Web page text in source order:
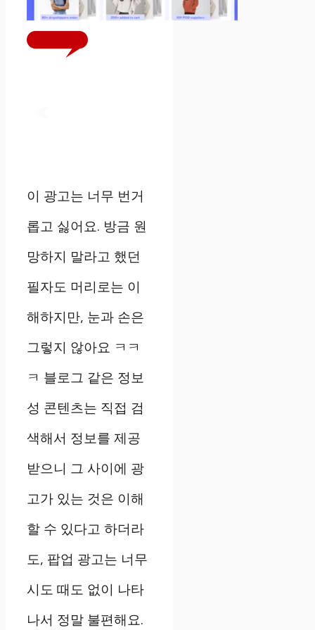
이 광고는 너무 번거
롭고 싫어요. 방금 원
망하지 말라고 했던
필자도 머리로는 이
해하지만, 눈과 손은
그렇지 않아요 ㅋㅋ
ㅋ 블로그 같은 정보
성 콘텐츠는 직접 검
색해서 정보를 제공
받으니 그 사이에 광
고가 있는 것은 이해
할 수 있다고 하더라
도, 팝업 광고는 너무
시도 때도 없이 나타
나서 정말 불편해요.